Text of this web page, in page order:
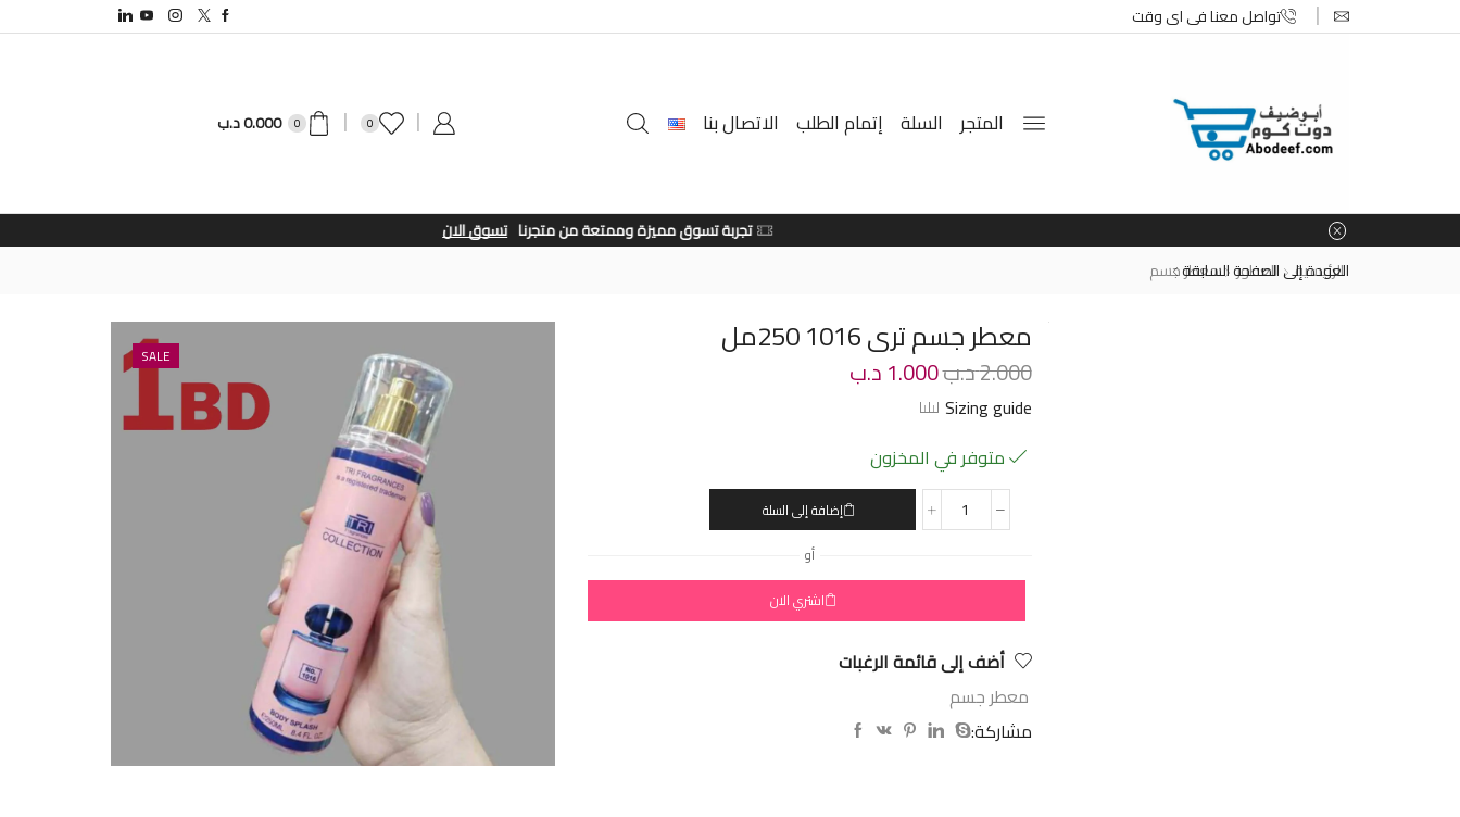
تواصل معنا في اي وقت
المتجر السلة إتمام الطلب الاتصال بنا 0
0
0.000د.ب
تجربة تسوق مميزة وممتعة من متجرنا تسوق الان
الرئيسية
العطور معطر جسم
العودة إلى الصفحة السابقة
SALE معطر جسم ترى 1016 250مل
2.000د.ب1.000د.ب
Sizing guide
متوفر في المخزون
إضافة إلى السلة
أو
اشتري الان
أضف إلى قائمة الرغبات
معطر جسم
مشاركة: